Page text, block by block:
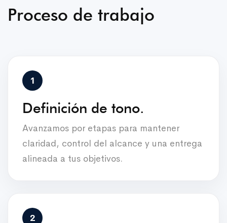
Proceso de trabajo
Definición de tono.
Avanzamos por etapas para mantener
claridad, control del alcance y una entrega
alineada a tus objetivos.